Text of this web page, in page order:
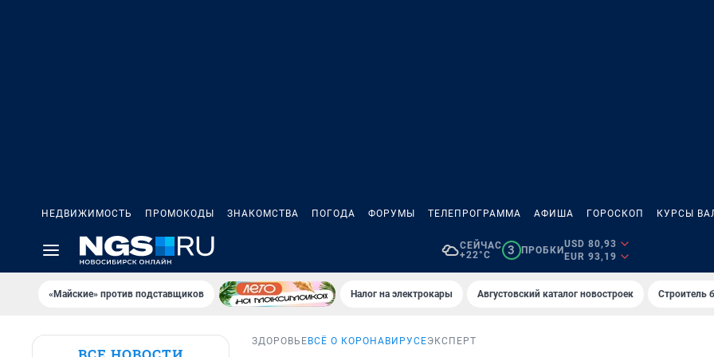
НЕДВИЖИМОСТЬ ПРОМОКОДЫ ЗНАКОМСТВА ПОГОДА ФОРУМЫ ТЕЛЕПРОГРАММА АФИША ГОРОСКОП КУРСЫ
СЕЙЧАС
+22°C
3 ПРОБКИ
USD 80,93
EUR 93,19
«Майские» против подставщиков Налог на электрокары Августовский каталог новостроек Строитель
ЗДОРОВЬЕ ВСЁ О КОРОНАВИРУСЕЭКСПЕРТ